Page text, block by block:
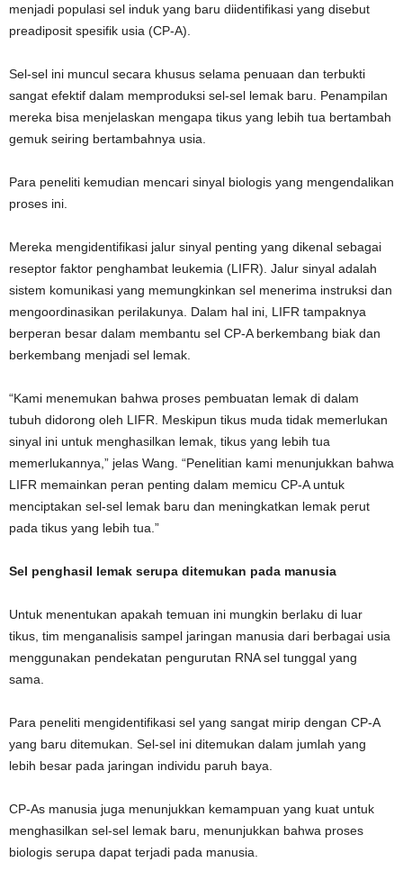
menjadi populasi sel induk yang baru diidentifikasi yang disebut
preadiposit spesifik usia (CP-A).
Sel-sel ini muncul secara khusus selama penuaan dan terbukti
sangat efektif dalam memproduksi sel-sel lemak baru. Penampilan
mereka bisa menjelaskan mengapa tikus yang lebih tua bertambah
gemuk seiring bertambahnya usia.
Para peneliti kemudian mencari sinyal biologis yang mengendalikan
proses ini.
Mereka mengidentifikasi jalur sinyal penting yang dikenal sebagai
reseptor faktor penghambat leukemia (LIFR). Jalur sinyal adalah
sistem komunikasi yang memungkinkan sel menerima instruksi dan
mengoordinasikan perilakunya. Dalam hal ini, LIFR tampaknya
berperan besar dalam membantu sel CP-A berkembang biak dan
berkembang menjadi sel lemak.
“Kami menemukan bahwa proses pembuatan lemak di dalam
tubuh didorong oleh LIFR. Meskipun tikus muda tidak memerlukan
sinyal ini untuk menghasilkan lemak, tikus yang lebih tua
memerlukannya,” jelas Wang. “Penelitian kami menunjukkan bahwa
LIFR memainkan peran penting dalam memicu CP-A untuk
menciptakan sel-sel lemak baru dan meningkatkan lemak perut
pada tikus yang lebih tua.”
Sel penghasil lemak serupa ditemukan pada manusia
Untuk menentukan apakah temuan ini mungkin berlaku di luar
tikus, tim menganalisis sampel jaringan manusia dari berbagai usia
menggunakan pendekatan pengurutan RNA sel tunggal yang
sama.
Para peneliti mengidentifikasi sel yang sangat mirip dengan CP-A
yang baru ditemukan. Sel-sel ini ditemukan dalam jumlah yang
lebih besar pada jaringan individu paruh baya.
CP-As manusia juga menunjukkan kemampuan yang kuat untuk
menghasilkan sel-sel lemak baru, menunjukkan bahwa proses
biologis serupa dapat terjadi pada manusia.